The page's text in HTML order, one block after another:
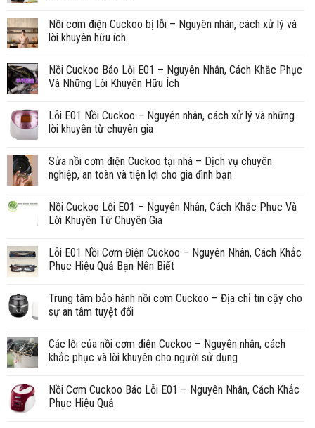
Nồi cơm điện Cuckoo bị lỗi – Nguyên nhân, cách xử lý và
lời khuyên hữu ích
Nồi Cuckoo Báo Lỗi E01 – Nguyên Nhân, Cách Khắc Phục
Và Những Lời Khuyên Hữu Ích
Lỗi E01 Nồi Cuckoo – Nguyên nhân, cách xử lý và những
lời khuyên từ chuyên gia
Sửa nồi cơm điện Cuckoo tại nhà – Dịch vụ chuyên
nghiệp, an toàn và tiện lợi cho gia đình bạn
Nồi Cuckoo Lỗi E01 – Nguyên Nhân, Cách Khắc Phục Và
Lời Khuyên Từ Chuyên Gia
Lỗi E01 Nồi Cơm Điện Cuckoo – Nguyên Nhân, Cách Khắc
Phục Hiệu Quả Bạn Nên Biết
Trung tâm bảo hành nồi cơm Cuckoo – Địa chỉ tin cậy cho
sự an tâm tuyệt đối
Các lỗi của nồi cơm điện Cuckoo – Nguyên nhân, cách
khắc phục và lời khuyên cho người sử dụng
Nồi Cơm Cuckoo Báo Lỗi E01 – Nguyên Nhân, Cách Khắc
Phục Hiệu Quả